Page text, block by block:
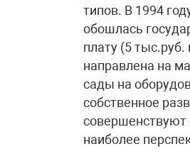
типов. В 1994
обошлась
плату (5
направлена на
сады на
собственное
совершенствуют
наиболее